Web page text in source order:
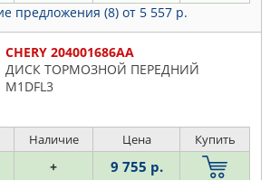
предложения (8) от 5 557 р.
CHERY 204001686AA
ДИСК ТОРМОЗНОЙ ПЕРЕДНИЙ
M1DFL3
Наличие Цена Купить
+ 9 755 р.